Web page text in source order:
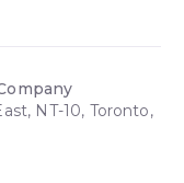
NT-10, Toronto,